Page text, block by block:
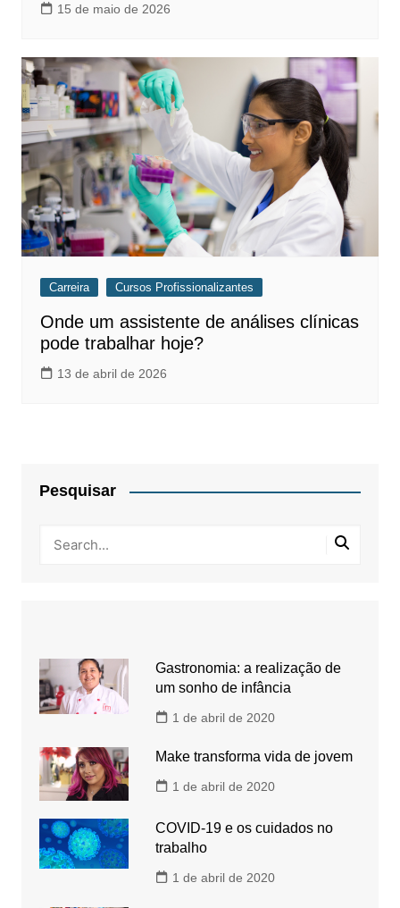
15 de maio de 2026
Carreira Cursos Profissionalizantes
Onde um assistente de análises clínicas
pode trabalhar hoje?
13 de abril de 2026
Pesquisar
Gastronomia: a realização de
um sonho de infância
1 de abril de 2020
Make transforma vida de jovem
1 de abril de 2020
COVID-19 e os cuidados no
trabalho
1 de abril de 2020